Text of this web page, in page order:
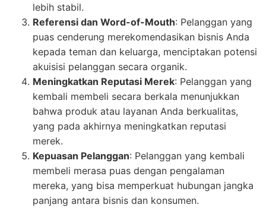
lebih stabil.
Referensi dan Word-of-Mouth: Pelanggan yang
puas cenderung merekomendasikan bisnis Anda
kepada teman dan keluarga, menciptakan potensi
akuisisi pelanggan secara organik.
Meningkatkan Reputasi Merek: Pelanggan yang
kembali membeli secara berkala menunjukkan
bahwa produk atau layanan Anda berkualitas,
yang pada akhirnya meningkatkan reputasi
merek.
Kepuasan Pelanggan: Pelanggan yang kembali
membeli merasa puas dengan pengalaman
mereka, yang bisa memperkuat hubungan jangka
panjang antara bisnis dan konsumen.